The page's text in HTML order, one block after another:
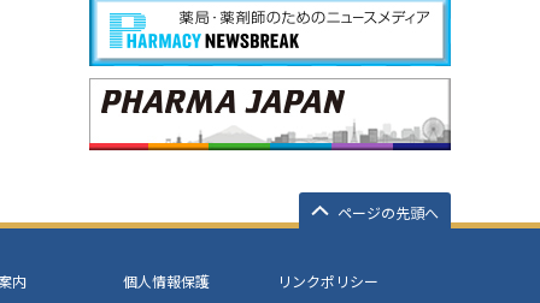
ページの先頭へ
内 個人情報保護
リンクポリシー